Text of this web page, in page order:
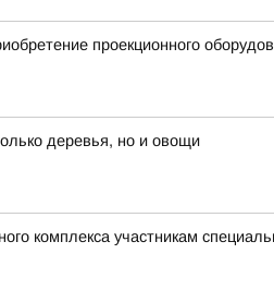
проекционного
деревья, но и овощи
комплекса участникам